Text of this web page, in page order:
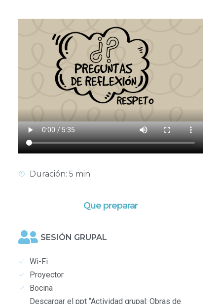
Duración: 5 min
Que preparar
SESIÓN GRUPAL
Wi-Fi
Proyector
Bocina
Descargar el ppt “Actividad grupal: Obras de